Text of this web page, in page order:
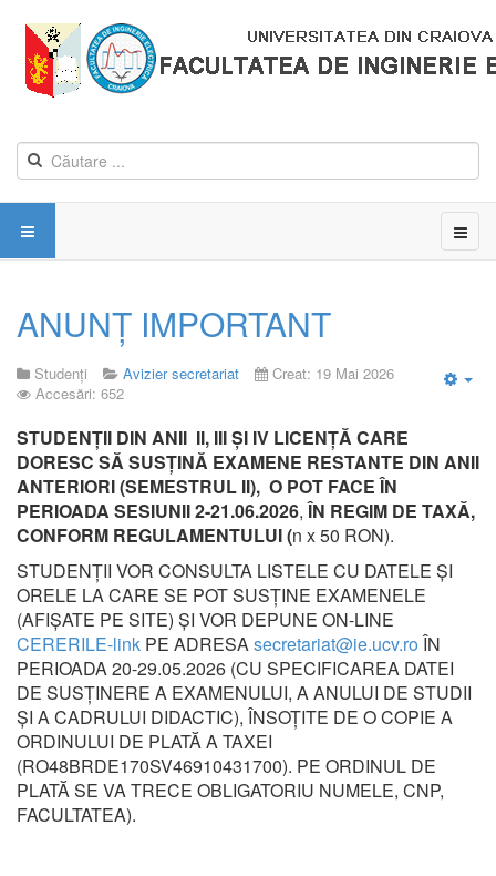
ANUNȚ IMPORTANT
Studenți Avizier secretariat
Creat: 19 Mai 2026
Accesări: 652
STUDENȚII DIN ANII II, III ȘI IV LICENȚĂ CARE
DORESC SĂ SUSȚINĂ EXAMENE RESTANTE DIN ANII
ANTERIORI (SEMESTRUL II), O POT FACEÎN
PERIOADA SESIUNII 2-21.06.2026,ÎN REGIM DE TAXĂ,
CONFORM REGULAMENTULUI (n x 50 RON).
STUDENŢII VOR CONSULTA LISTELE CU DATELE ŞI
ORELE LA CARE SE POT SUSŢINE EXAMENELE
(AFIŞATE PE SITE) ŞI VOR DEPUNE ON-LINE
CERERILE-link PE ADRESAsecretariat@ie.ucv.ro ÎN
PERIOADA 20-29.05.2026 (CU SPECIFICAREA DATEI
DE SUSŢINERE A EXAMENULUI, A ANULUI DE STUDII
ȘI A CADRULUI DIDACTIC), ÎNSOȚITE DE O COPIE A
ORDINULUI DE PLATĂ A TAXEI
(RO48BRDE170SV46910431700). PE ORDINUL DE
PLATĂ SE VA TRECE OBLIGATORIU NUMELE, CNP,
FACULTATEA).